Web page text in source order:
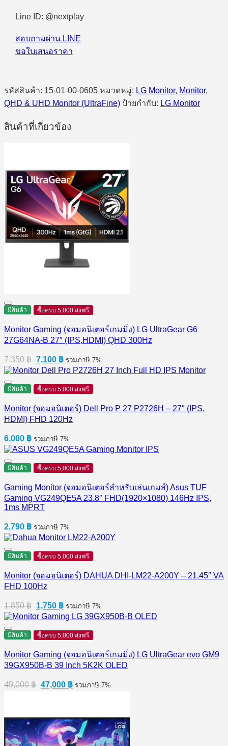
Line ID: @nextplay
สอบถามผ่าน LINE
ขอใบเสนอราคา
รหัสสินค้า: 15-01-00-0605 หมวดหมู่: LG Monitor, Monitor,
QHD & UHD Monitor (UltraFine) ป้ายกำกับ: LG Monitor
สินค้าที่เกี่ยวข้อง
มีสินค้า ซื้อครบ 5,000 ส่งฟรี
Monitor Gaming (จอมอนิเตอร์เกมมิ่ง) LG UltraGear G6
27G64NA-B 27″ (IPS,HDMI) QHD 300Hz
7,350฿ Original
price
was:
7,350 ฿.
7,100 ฿Current
price
is:
7,100 ฿.
รวมภาษี 7%
มีสินค้า ซื้อครบ 5,000 ส่งฟรี
Monitor (จอมอนิเตอร์) Dell Pro P 27 P2726H​ – 27″ (IPS,
HDMI) FHD 120Hz
6,000 ฿ รวมภาษี 7%
มีสินค้า ซื้อครบ 5,000 ส่งฟรี
Gaming Monitor (จอมอนิเตอร์สำหรับเล่นเกมส์) Asus TUF
Gaming VG249QE5A 23.8″ FHD(1920×1080) 146Hz IPS,
1ms MPRT
2,790 ฿ รวมภาษี 7%
มีสินค้า ซื้อครบ 5,000 ส่งฟรี
Monitor (จอมอนิเตอร์) DAHUA DHI-LM22-A200Y – 21.45″ VA
FHD 100Hz
1,850฿ Original
price
was:
1,850 ฿.
1,750 ฿Current
price
is:
1,750 ฿.
รวมภาษี 7%
มีสินค้า ซื้อครบ 5,000 ส่งฟรี
Monitor Gaming (จอมอนิเตอร์เกมมิ่ง) LG UltraGear evo GM9
39GX950B-B 39 Inch 5K2K OLED
49,000฿ Original
price
47,000 ฿Current
price
รวมภาษี 7%